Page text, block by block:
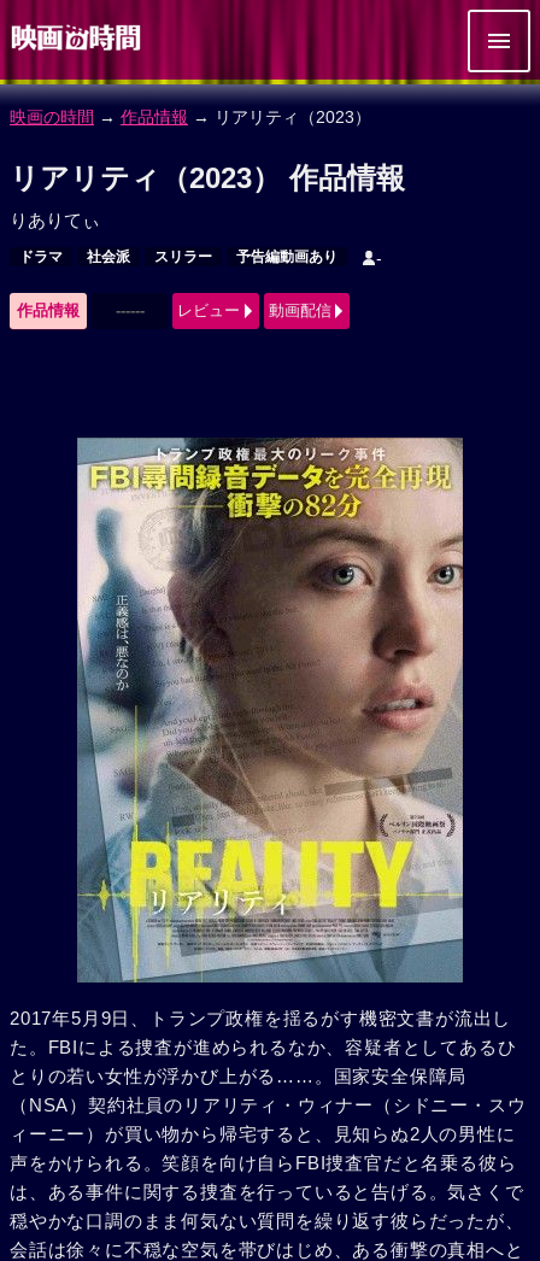
映画の時間 → 作品情報 → リアリティ（2023）
リアリティ（2023） 作品情報
りありてぃ
ドラマ 社会派 スリラー 予告編動画あり -
作品情報 ------ レビュー 動画配信
2017年5月9日、トランプ政権を揺るがす機密文書が流出し
た。FBIによる捜査が進められるなか、容疑者としてあるひ
とりの若い女性が浮かび上がる……。国家安全保障局
（NSA）契約社員のリアリティ・ウィナー（シドニー・スウ
ィーニー）が買い物から帰宅すると、見知らぬ2人の男性に
声をかけられる。笑顔を向け自らFBI捜査官だと名乗る彼ら
は、ある事件に関する捜査を行っていると告げる。気さくで
穏やかな口調のまま何気ない質問を繰り返す彼らだったが、
会話は徐々に不穏な空気を帯びはじめ、ある衝撃の真相へと